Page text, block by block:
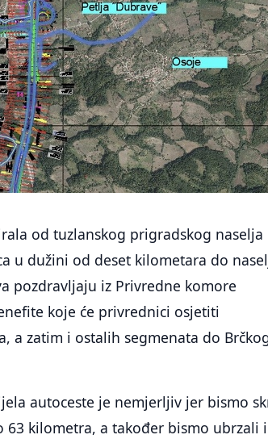
od tuzlanskog prigradskog naselja
u dužini od deset kilometara do
pozdravljaju iz Privredne komore
koje će privrednici osjetiti
a zatim i ostalih segmenata do
autoceste je nemjerljiv jer bismo
63 kilometra, a također bismo ubrzali